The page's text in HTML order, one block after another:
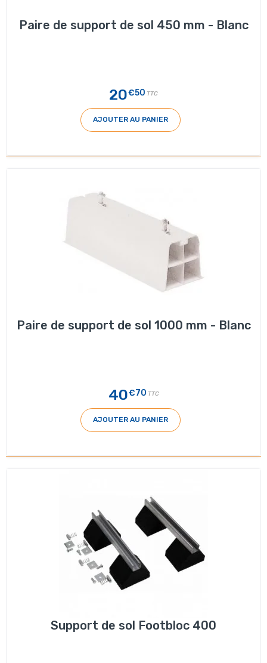
Paire de support de sol 450 mm - Blanc
20€50 TTC
AJOUTER AU PANIER
Paire de support de sol 1000 mm - Blanc
40€70 TTC
AJOUTER AU PANIER
Support de sol Footbloc 400